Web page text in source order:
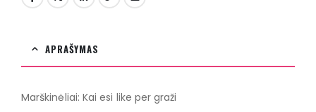
APRAŠYMAS
Marškinėliai: Kai esi like per graži